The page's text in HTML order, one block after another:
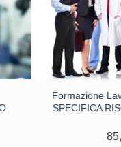
Formazione
SPECIFICA